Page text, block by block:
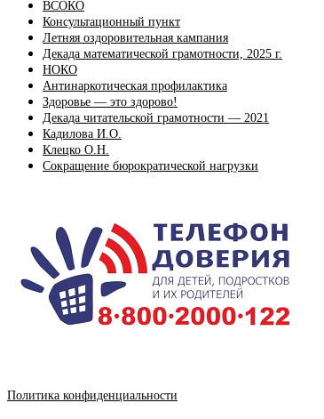
ВСОКО
Консультационный пункт
Летняя оздоровительная кампания
Декада математической грамотности, 2025 г.
НОКО
Антинаркотическая профилактика
Здоровье — это здорово!
Декада читательской грамотности — 2021
Кадилова И.О.
Клецко О.Н.
Сокращение бюрократической нагрузки
Политика конфиденциальности